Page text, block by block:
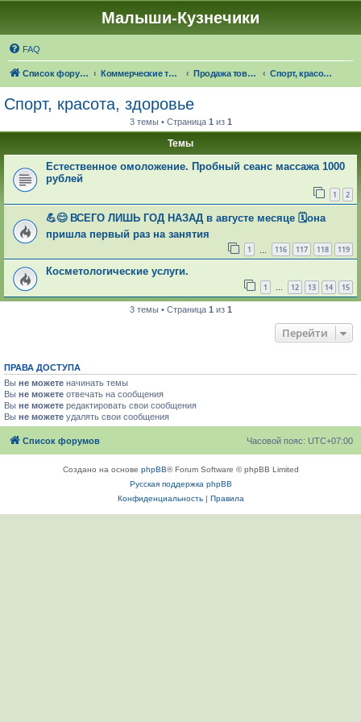
Малыши-Кузнечики
FAQ
Список форумов Коммерческие темы Продажа товаров "в наличии", оказание услуг Спорт, красота, здоровье
Спорт, красота, здоровье
3 темы • Страница 1 из 1
Темы
Естественное омоложение. Пробный сеанс массажа 1000
рублей
1 2
💪😊 ВСЕГО ЛИШЬ ГОД НАЗАД в августе месяце 🗓она
пришла первый раз на занятия
1 116 117 118 119
Косметологические услуги.
1 … 12 13 14 15
3 темы • Страница 1 из 1
Перейти
ПРАВА ДОСТУПА
Вы не можете начинать темы
Вы не можете отвечать на сообщения
Вы не можете редактировать свои сообщения
Вы не можете удалять свои сообщения
Список форумов Часовой пояс: UTC+07:00
Создано на основе phpBB® Forum Software © phpBB Limited
Русская поддержка phpBB
Конфиденциальность| Правила